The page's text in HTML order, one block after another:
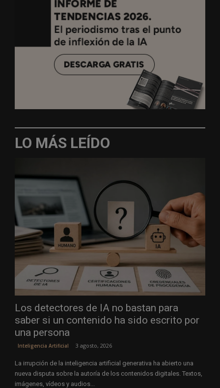
LO MÁS LEÍDO
Los detectores de IA no bastan para
saber si un contenido ha sido escrito por
una persona
Inteligencia Artificial 3 agosto, 2026
La irrupción de la inteligencia artificial generativa ha abierto una
nueva disputa sobre la autoría de los contenidos digitales. Textos,
imágenes, vídeos y audios...